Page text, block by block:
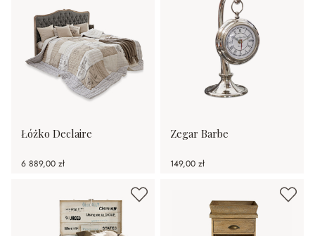
Łóżko Declaire
6 889,00 zł
Zegar Barbe
149,00 zł